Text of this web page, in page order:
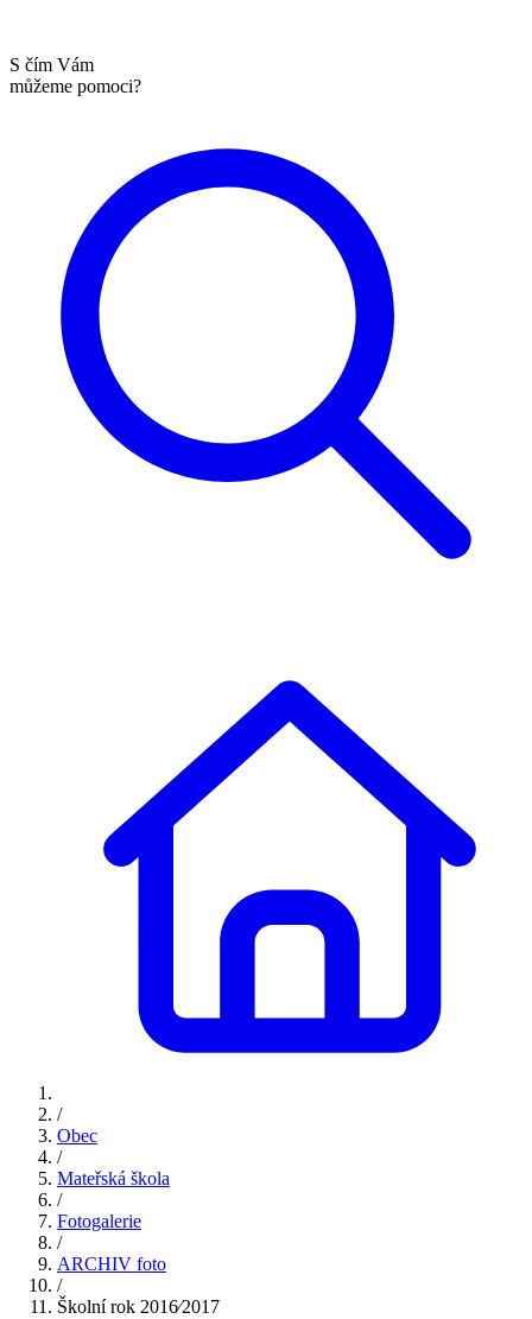
S čím Vám
můžeme pomoci?
/
Obec
/
Mateřská škola
/
Fotogalerie
/
ARCHIV foto
/
Školní rok 2016⁄2017